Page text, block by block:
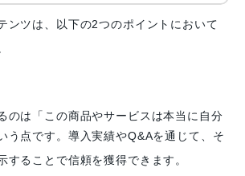
ンツは、以下の2つのポイントにおいて
のは「この商品やサービスは本当に自分
う点です。導入実績やQ&Aを通じて、そ
することで信頼を獲得できます。